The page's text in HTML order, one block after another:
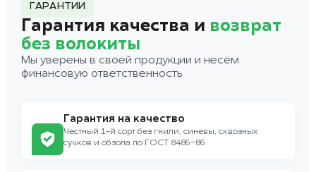
ГАРАНТИИ
Гарантия качества и возврат
без волокиты
Мы уверены в своей продукции и несём
финансовую ответственность
Гарантия на качество
Честный 1-й сорт без гнили, синевы, сквозных
сучков и обзола по ГОСТ 8486–86